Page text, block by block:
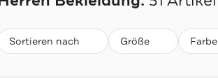
Sortieren nach
Beliebteste Größe Farbe